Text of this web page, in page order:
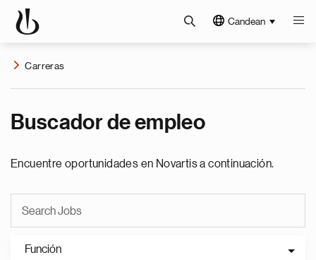
Candean
Carreras
Buscador de empleo
Encuentre oportunidades en Novartis a continuación.
Función